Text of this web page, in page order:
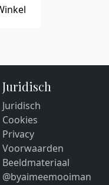
Juridisch
Juridisch
Cookies
Privacy
Voorwaarden
Beeldmateriaal
@byaimeemooiman